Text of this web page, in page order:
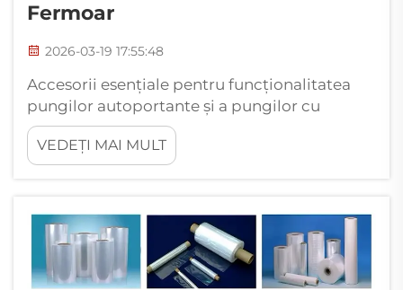
Fermoar
2026-03-19 17:55:48
Accesorii esențiale pentru funcționalitatea
pungilor autoportante și a pungilor cu
fermoar. Unități de inserție a fermoarului:
aliniere precisă și sudură termică pentru
integrarea fermoarului Ziplock.
pungilor includ sisteme speciale de inserție a
fermoarului care creează...
VEDEȚI MAI MULT